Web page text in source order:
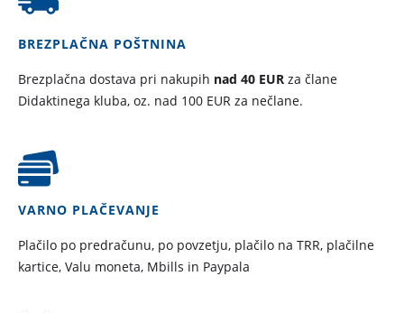
BREZPLAČNA POŠTNINA
Brezplačna dostava pri nakupih nad 40 EUR za člane
Didaktinega kluba, oz. nad 100 EUR za nečlane.
VARNO PLAČEVANJE
Plačilo po predračunu, po povzetju, plačilo na TRR, plačilne
kartice, Valu moneta, Mbills in Paypala